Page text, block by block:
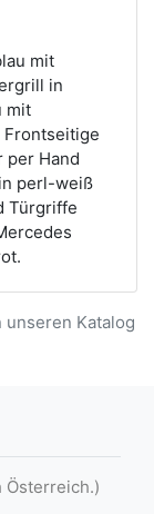
mit
in
mit
Hand
perl-weiß
Türgriffe
unseren Katalog
Österreich.)